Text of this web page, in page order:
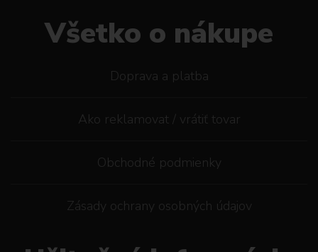
Všetko o nákupe
Doprava a platba
Ako reklamovat / vrátiť tovar
Obchodné podmienky
Zásady ochrany osobných údajov